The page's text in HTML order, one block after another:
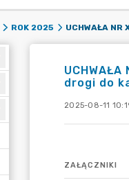
ROK 2025
drogi do
2025-08-11
ZAŁĄCZNIKI